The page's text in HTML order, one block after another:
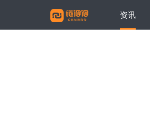
资讯